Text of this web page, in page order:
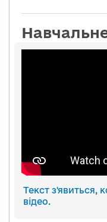
Текст з'явиться,
відео.